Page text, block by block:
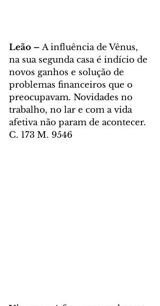
Leão – A influência de Vênus,
na sua segunda casa é indício de
novos ganhos e solução de
problemas financeiros que o
preocupavam. Novidades no
trabalho, no lar e com a vida
afetiva não param de acontecer.
C. 173 M. 9546